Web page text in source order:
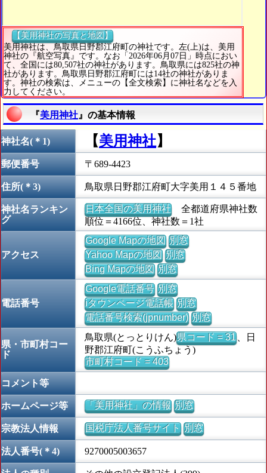
【美用神社の写真と地図】
美用神社は、鳥取県日野郡江府町の神社です。左(上)は、美用
神社の『航空写真』です。なお「2026年06月07日」時点におい
て、全国には80,507社の神社があります。鳥取県には825社の神
社があります。鳥取県日野郡江府町には14社の神社がありま
す。神社の検索は、メニューの【全文検索】に神社名などを入
力してください。
『美用神社 』の基本情報
神社名(＊1) 【美用神社】
郵便番号 〒689-4423
住所(＊3) 鳥取県日野郡江府町大字美用１４５番地
神社名ランキン
グ
日本全国の美用神社全都道府県神社数
順位＝4166位、神社数＝1社
アクセス
Google Mapの地図 別窓
Yahoo Mapの地図 別窓
Bing Mapの地図 別窓
電話番号
Google電話番号 別窓
iタウンページ電話帳 別窓
電話番号検索(jpnumber) 別窓
県・市町村コー
ド
鳥取県(とっとりけん)県コード = 31、日
野郡江府町(こうふちょう)
市町村コード = 403
コメント等
ホームページ等 「美用神社」の情報 別窓
宗教法人情報 国税庁法人番号サイト 別窓
法人番号(＊4) 9270005003657